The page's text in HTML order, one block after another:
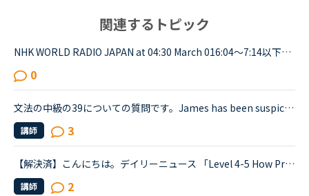
関連するトピック
NHK WORLD RADIO JAPAN at 04:30 March 016:04～7:14以下が音声をディクテーションしたものでしたが、音源が削除されてしまったので、このトピック自体をスルーしてください。An international research team of ...
0
文法の中級の39についての質問です。James has been suspicious about Andrew's strange behavior lately.James「 Frankly, I don't know why you are still going to that farm. You were only going there for ...
講師 3
【解決済】こんにちは。デイリーニュース 「Level 4-5 How Processed Food Helped Humanity」 の第2パラグラフ、The small size of teeth in early humans can only be explained by food becoming easier to eat...
講師 2